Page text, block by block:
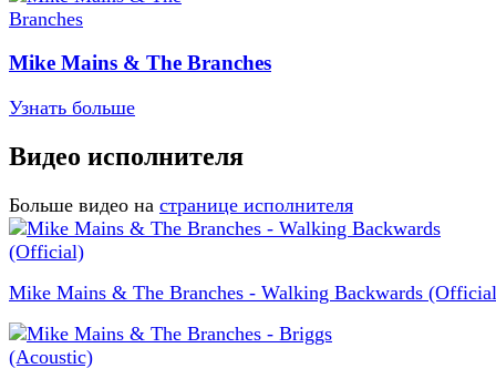
Mike Mains & The Branches
Узнать больше
Видео исполнителя
Больше видео на странице исполнителя
Mike Mains & The Branches - Walking Backwards